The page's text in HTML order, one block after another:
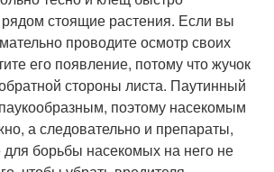
стоящие растения. Если вы
проводите осмотр своих
его появление, потому что жучок
стороны листа. Паутинный
поэтому насекомым
а следовательно и препараты,
борьбы насекомых на него не